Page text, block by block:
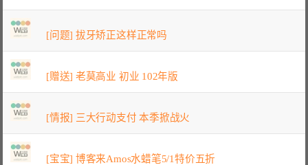
[问题] 拔牙矫正这样正常吗
[赠送] 老莫高业 初业 102年版
[情报] 三大行动支付 本季掀战火
[宝宝] 博客来Amos水蜡笔5/1特价五折